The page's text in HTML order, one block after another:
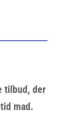
tilbud, der
mad.